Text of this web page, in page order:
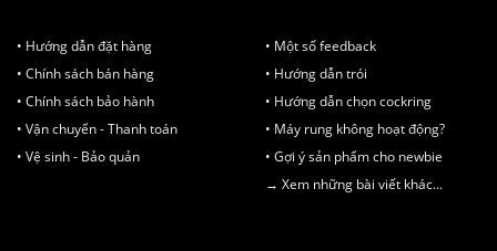
• Hướng dẫn đặt hàng
• Chính sách bán hàng
• Chính sách bảo hành
• Vận chuyển - Thanh toán
• Vệ sinh - Bảo quản
• Một số feedback
• Hướng dẫn trói
• Hướng dẫn chọn cockring
• Máy rung không hoạt động?
• Gợi ý sản phẩm cho newbie
→ Xem những bài viết khác...